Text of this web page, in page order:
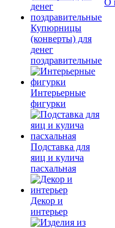
Купюрницы
(конверты) для
денег
поздравительные
Интерьерные
фигурки
Подставка для
яиц и кулича
пасхальная
Декор и
интерьер
О